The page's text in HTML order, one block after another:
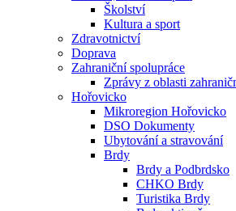
Školství
Kultura a sport
Zdravotnictví
Doprava
Zahraniční spolupráce
Zprávy z oblasti
Hořovicko
Mikroregion Hořovicko
DSO Dokumenty
Ubytování a stravování
Brdy
Brdy a Podbrdsko
CHKO Brdy
Turistika Brdy